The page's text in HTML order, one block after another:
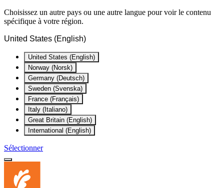
Choisissez un autre pays ou une autre langue pour voir le contenu
spécifique à votre région.
United States (English)
United States (English)
Norway (Norsk)
Germany (Deutsch)
Sweden (Svenska)
France (Français)
Italy (Italiano)
Great Britain (English)
International (English)
Sélectionner